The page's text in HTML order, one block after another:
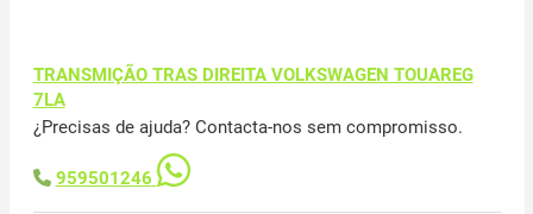
TRANSMIÇÃO TRAS DIREITA VOLKSWAGEN TOUAREG
7LA
¿Precisas de ajuda? Contacta-nos sem compromisso.
959501246